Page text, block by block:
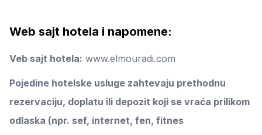
Web sajt hotela i napomene:
Veb sajt hotela: www.elmouradi.com
Pojedine hotelske usluge zahtevaju prethodnu
rezervaciju, doplatu ili depozit koji se vraća prilikom
odlaska (npr. sef, internet, fen, fitnes